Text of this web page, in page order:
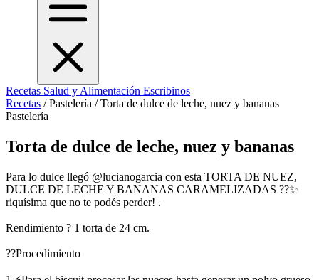
Recetas Salud y Alimentación Escribinos
Recetas / Pastelería / Torta de dulce de leche, nuez y bananas
Pastelería
Torta de dulce de leche, nuez y bananas
Para lo dulce llegó @lucianogarcia con esta TORTA DE NUEZ,
DULCE DE LECHE Y BANANAS CARAMELIZADAS ??✨
riquísima que no te podés perder! .
Rendimiento ? 1 torta de 24 cm.
??Procedimiento